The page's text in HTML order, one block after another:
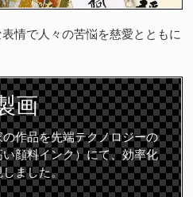
情で人々の苦悩を慈愛とともに
画
作品を先端テクノロジーの
顔料インク）にて、効率化
しました。